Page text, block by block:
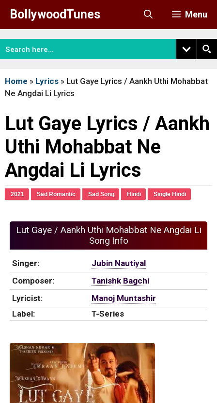
content
BollywoodTunes Menu
Home » Lyrics » Lut Gaye Lyrics / Aankh Uthi Mohabbat
Ne Angdai Li Lyrics
Lut Gaye Lyrics / Aankh
Uthi Mohabbat Ne
Angdai Li Lyrics
2021 Sad Romantic Sad Song Hindi Single Hindi
Lut Gaye / Aankh Uthi Mohabbat Ne Angdai Li
Song Info
Singer:
Jubin Nautiyal
Composer:
Tanishk Bagchi
Lyricist:
Manoj Muntashir
Label:
T-Series